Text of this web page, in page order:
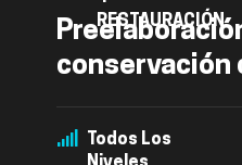
RESTAURACIÓN
conservación
Todos Los